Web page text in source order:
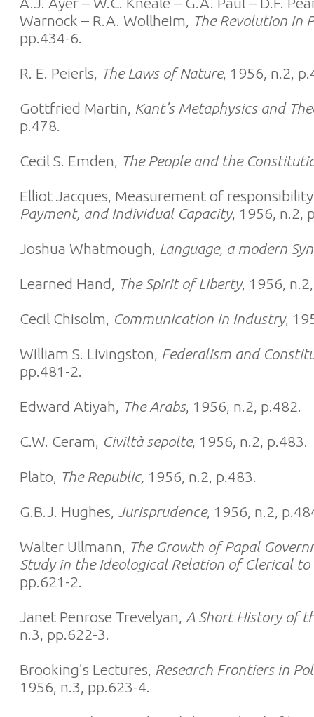
Warnock – R.A. Wollheim, The Revolution in
pp.434-6.
R. E. Peierls, The Laws of Nature, 1956, n.2,
Gottfried Martin, Kant’s Metaphysics and
p.478.
Cecil S. Emden, The People and the
Elliot Jacques, Measurement of
Payment, and Individual Capacity, 1956, n.2,
Joshua Whatmough, Language, a modern
Learned Hand, The Spirit of Liberty, 1956,
Cecil Chisolm, Communication in Industry,
William S. Livingston, Federalism and
pp.481-2.
Edward Atiyah, The Arabs, 1956, n.2, p.482.
C.W. Ceram, Civiltà sepolte, 1956, n.2, p.483.
Plato, The Republic, 1956, n.2, p.483.
G.B.J. Hughes, Jurisprudence, 1956, n.2,
Walter Ullmann, The Growth of Papal
Study in the Ideological Relation of Clerical to
pp.621-2.
Janet Penrose Trevelyan, A Short History of
n.3, pp.622-3.
Brooking’s Lectures, Research Frontiers in
1956, n.3, pp.623-4.